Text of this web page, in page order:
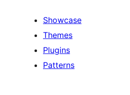
Showcase
Themes
Plugins
Patterns